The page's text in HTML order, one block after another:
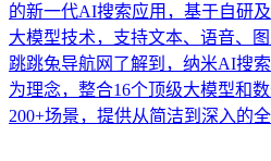
的新一代AI搜索应用，基于自研及
大模型技术，支持文本、语音、
跳跳兔导航网了解到，纳米AI搜
为理念，整合16个顶级大模型和
200+场景，提供从简洁到深入的